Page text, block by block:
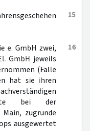
15
16
e. GmbH zwei,
GmbH jeweils
(Fälle
hat sie ihren
bei der
zugrunde
ausgewertet